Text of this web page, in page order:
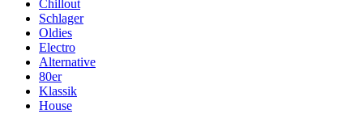
Chillout
Schlager
Oldies
Electro
Alternative
80er
Klassik
House